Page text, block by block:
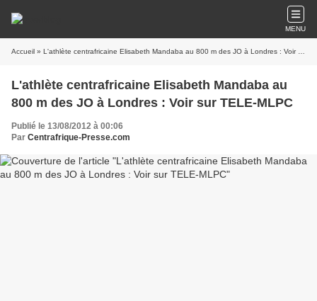
MENU
Accueil » L'athlète centrafricaine Elisabeth Mandaba au 800 m des JO à Londres : Voir sur TELE-MLPC
L'athlète centrafricaine Elisabeth Mandaba au
800 m des JO à Londres : Voir sur TELE-MLPC
Publié le 13/08/2012 à 00:06
Par Centrafrique-Presse.com